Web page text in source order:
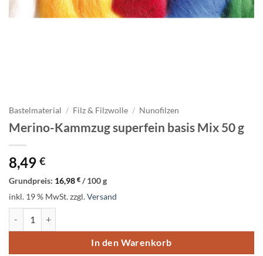
Bastelmaterial / Filz & Filzwolle / Nunofilzen
Merino-Kammzug superfein basis Mix 50 g
8,49 €
Grundpreis: 16,98 € /100g
inkl. 19 % MwSt.zzgl.Versand
In den Warenkorb